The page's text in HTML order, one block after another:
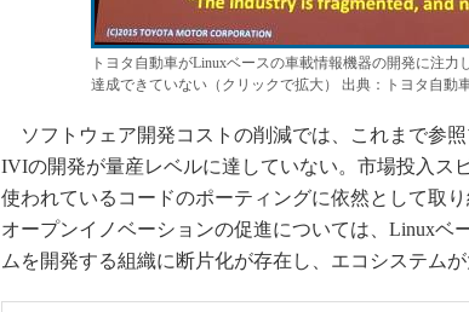
トヨタ自動車がLinuxベースの車載情報機器の開発に注力
達成できていない（クリックで拡大） 出典：トヨタ自動
ソフトウェア開発コストの削減では、これまで参
IVIの開発が量産レベルに達していない。市場投入ス
使われているコードのポーティングに依然として取
オープンイノベーションの促進については、Linuxベ
ムを開発する組織に断片化が存在し、エコシステム